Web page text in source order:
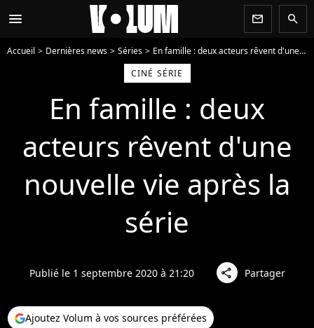
menu newsletter search
Accueil Dernières news Séries
En famille : deux acteurs rêvent d'une nouvelle vie après la série
CINÉ SÉRIE
En famille : deux
acteurs rêvent d'une
nouvelle vie après la
série
Publié le 1 septembre 2020 à 21:20 share Partager
Ajoutez Volum à vos sources préférées